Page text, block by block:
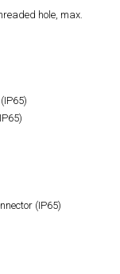
hole, max.
(IP65)